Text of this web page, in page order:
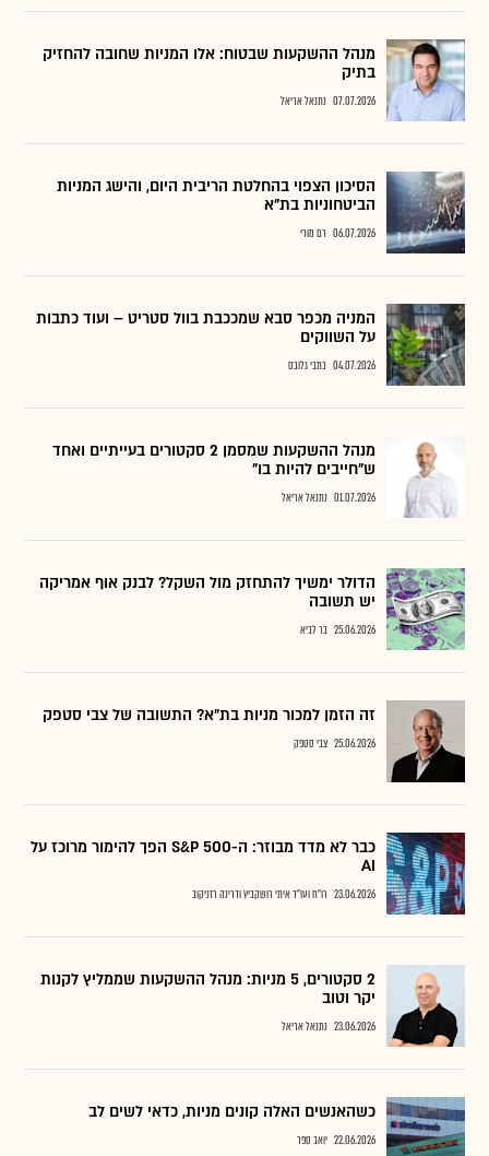
מנהל ההשקעות שבטוח: אלו המניות שחובה להחזיק
בתיק
07.07.2026 נתנאל אריאל
הסיכון הצפוי בהחלטת הריבית היום, והישג המניות
הביטחוניות בת"א
06.07.2026 רם מורי
המניה מכפר סבא שמככבת בוול סטריט – ועוד כתבות
על השווקים
04.07.2026 כתבי גלובס
מנהל ההשקעות שמסמן 2 סקטורים בעייתיים ואחד
ש"חייבים להיות בו"
01.07.2026 נתנאל אריאל
הדולר ימשיך להתחזק מול השקל? לבנק אוף אמריקה
יש תשובה
25.06.2026 בר לביא
זה הזמן למכור מניות בת"א? התשובה של צבי סטפק
25.06.2026 צבי סטפק
כבר לא מדד מבוזר: ה-S&P 500 הפך להימור מרוכז על
AI
23.06.2026 רו"ח ועו"ד איתי רושקביץ ודרינה רזניקוב
2 סקטורים, 5 מניות: מנהל ההשקעות שממליץ לקנות
יקר וטוב
23.06.2026 נתנאל אריאל
כשהאנשים האלה קונים מניות, כדאי לשים לב
22.06.2026 יואב ספר